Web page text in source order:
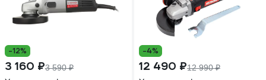
-12%
3 160 ₽3 590 ₽
-4%
12 490 ₽12 990 ₽